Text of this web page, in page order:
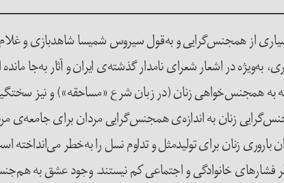
از همجنس‌گرایی و به‌قول سیروس شمیسا شاهدبازی و
به‌ویژه در اشعار شعرای نامدار گذشته‌ی ایران و آثار به‌جا
به همجنس‌خواهی زنان (در زبان شرع «مساحقه») و نیز
زنان به اندازه‌ی همجنس‌گرایی مردان برای جامعه‌ی
باروری زنان برای تولید‌مثل و تداوم نسل را به‌خطر
خانوادگی و اجتماعی کم نیستند. وجود عشق به